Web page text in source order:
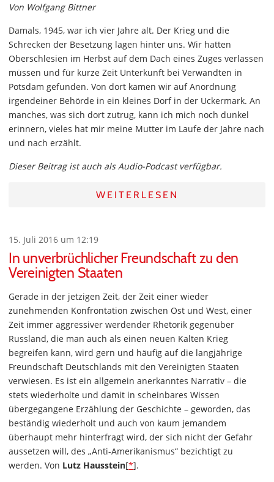
Von Wolfgang Bittner
Damals, 1945, war ich vier Jahre alt. Der Krieg und die
Schrecken der Besetzung lagen hinter uns. Wir hatten
Oberschlesien im Herbst auf dem Dach eines Zuges verlassen
müssen und für kurze Zeit Unterkunft bei Verwandten in
Potsdam gefunden. Von dort kamen wir auf Anordnung
irgendeiner Behörde in ein kleines Dorf in der Uckermark. An
manches, was sich dort zutrug, kann ich mich noch dunkel
erinnern, vieles hat mir meine Mutter im Laufe der Jahre nach
und nach erzählt.
Dieser Beitrag ist auch als Audio-Podcast verfügbar.
WEITERLESEN
15. Juli 2016 um 12:19
In unverbrüchlicher Freundschaft zu den
Vereinigten Staaten
Gerade in der jetzigen Zeit, der Zeit einer wieder
zunehmenden Konfrontation zwischen Ost und West, einer
Zeit immer aggressiver werdender Rhetorik gegenüber
Russland, die man auch als einen neuen Kalten Krieg
begreifen kann, wird gern und häufig auf die langjährige
Freundschaft Deutschlands mit den Vereinigten Staaten
verwiesen. Es ist ein allgemein anerkanntes Narrativ – die
stets wiederholte und damit in scheinbares Wissen
übergegangene Erzählung der Geschichte – geworden, das
beständig wiederholt und auch von kaum jemandem
überhaupt mehr hinterfragt wird, der sich nicht der Gefahr
aussetzen will, des „Anti-Amerikanismus“ bezichtigt zu
werden. Von Lutz Hausstein[*].